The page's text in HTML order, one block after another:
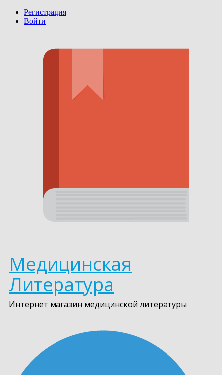
Регистрация
Войти
Медицинская
Литература
Интернет магазин медицинской литературы